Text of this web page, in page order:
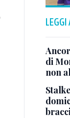
LEGGI
di
non